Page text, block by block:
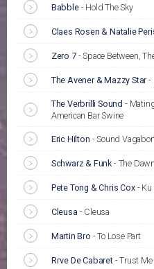
Babble- Hold The Sky
Claes Rosen & Natalie
Zero 7-Space Between,
The Avener & Mazzy Star -
The Verbrilli Sound -
American Bar Swine
Eric Hilton -Sound
Schwarz & Funk - The Dawn
Pete Tong & Chris Cox- Ku
Cleusa - Cleusa
Martin Bro -To Lose Part
Rгve De Cabaret-Trust Me